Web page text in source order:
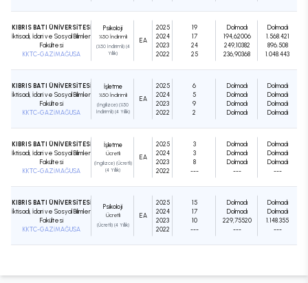
KIBRIS BATI ÜNİVERSİTESİ
İktisadi, İdari ve Sosyal Bilimler
Fakültesi
KKTC-GAZİMAĞUSA
Psikoloji
%50 İndirimli
(%50 İndirimli) (4
Yıllık)
EA
2025
2024
2023
2022
19
17
24
25
Dolmadı
194,62006
249,10382
236,90368
Dolmadı
1.568.421
896.508
1.048.443
KIBRIS BATI ÜNİVERSİTESİ
İktisadi, İdari ve Sosyal Bilimler
Fakültesi
KKTC-GAZİMAĞUSA
İşletme
%50 İndirimli
(İngilizce) (%50
İndirimli) (4 Yıllık)
EA
2025
2024
2023
2022
6
5
9
2
Dolmadı
Dolmadı
Dolmadı
Dolmadı
Dolmadı
Dolmadı
Dolmadı
Dolmadı
KIBRIS BATI ÜNİVERSİTESİ
İktisadi, İdari ve Sosyal Bilimler
Fakültesi
KKTC-GAZİMAĞUSA
İşletme
Ücretli
(İngilizce) (Ücretli)
(4 Yıllık)
EA
2025
2024
2023
2022
3
3
8
---
Dolmadı
Dolmadı
Dolmadı
---
Dolmadı
Dolmadı
Dolmadı
---
KIBRIS BATI ÜNİVERSİTESİ
İktisadi, İdari ve Sosyal Bilimler
Fakültesi
KKTC-GAZİMAĞUSA
Psikoloji
Ücretli
(Ücretli) (4 Yıllık)
EA
2025
2024
2023
2022
15
17
10
---
Dolmadı
Dolmadı
229,75520
---
Dolmadı
Dolmadı
1.148.355
---